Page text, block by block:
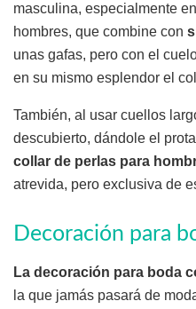
masculina, especialmente
hombres, que combine con
unas gafas, pero con el
en su mismo esplendor el
También, al usar cuellos
descubierto, dándole el
collar de perlas para
atrevida, pero exclusiva de
Decoración para
La decoración para boda
la que jamás pasará de